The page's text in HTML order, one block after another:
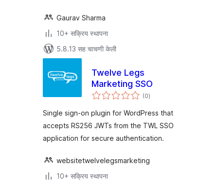
Gaurav Sharma
10+ सक्रिय स्थापना
5.8.13 सह चाचणी केली
Twelve Legs
Marketing SSO
(0एकूण
मूल्यांकन
)
Single sign-on plugin for WordPress that
accepts RS256 JWTs from the TWL SSO
application for secure authentication.
websitetwelvelegsmarketing
10+ सक्रिय स्थापना